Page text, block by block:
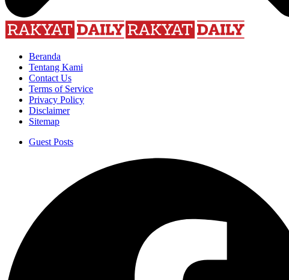
Beranda
Tentang Kami
Contact Us
Terms of Service
Privacy Policy
Disclaimer
Sitemap
Guest Posts